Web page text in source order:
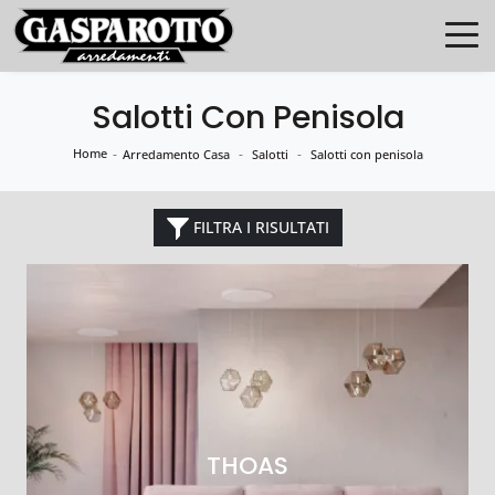
Salotti Con Penisola
Home - Arredamento Casa - Salotti - Salotti con penisola
FILTRA I RISULTATI
THOAS